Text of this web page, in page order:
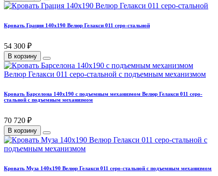
Кровать Грация 140х190 Велюр Гелакси 011 серо-стальной
54 300 ₽
В корзину
Кровать Барселона 140х190 с подъемным механизмом Велюр Гелакси 011 серо-
стальной с подъемным механизмом
70 720 ₽
В корзину
Кровать Муза 140х190 Велюр Гелакси 011 серо-стальной с подъемным механизмом